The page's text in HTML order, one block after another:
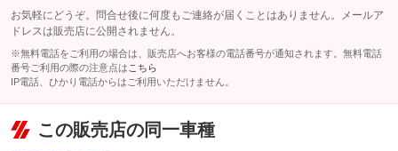
お気軽にどうぞ。問合せ後に何度もご連絡が届くことはありません。メールア
ドレスは販売店に公開されません。
※無料電話をご利用の場合は、販売店へお客様の電話番号が通知されます。無料電話
番号ご利用の際の注意点は こちら
IP電話、ひかり電話からはご利用いただけません。
この販売店の同一車種